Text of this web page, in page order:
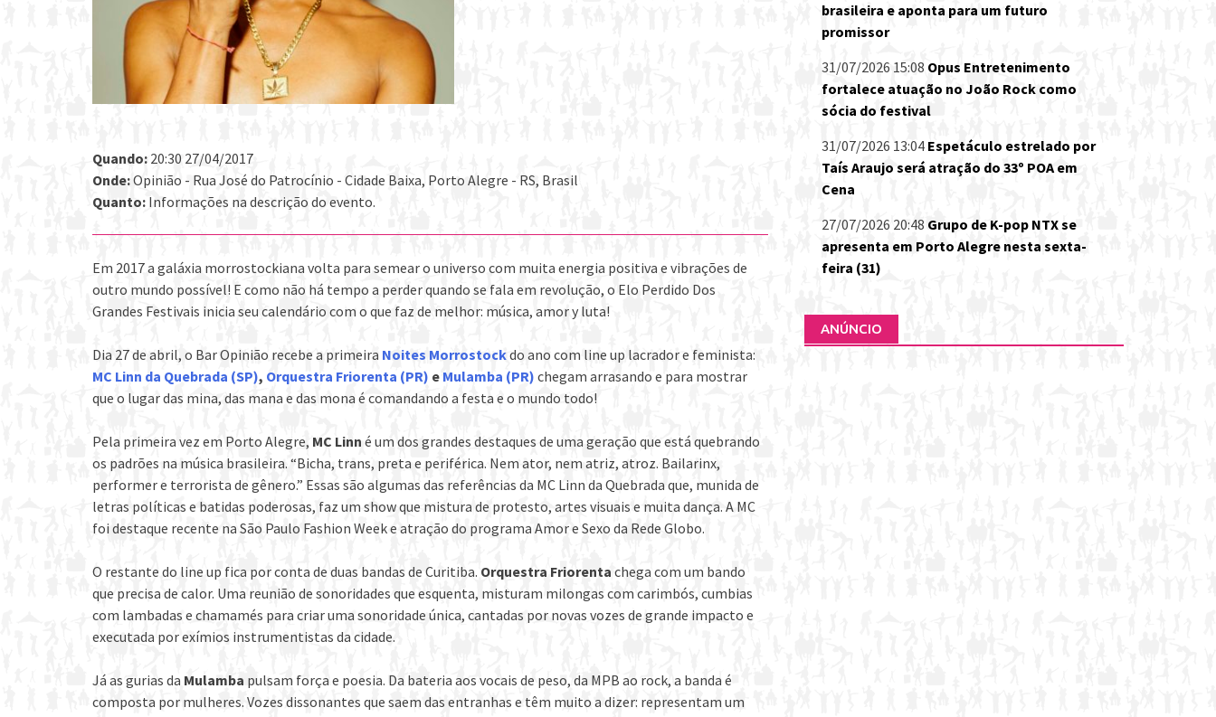
Quando: 20:30 27/04/2017
Onde:Opinião - Rua José do Patrocínio - Cidade Baixa, Porto Alegre - RS, Brasil
Quanto: Informações na descrição do evento.
Em 2017 a galáxia morrostockiana volta para semear o universo com muita energia positiva e vibrações de
outro mundo possível! E como não há tempo a perder quando se fala em revolução, o Elo Perdido Dos
Grandes Festivais inicia seu calendário com o que faz de melhor: música, amor y luta!
Dia 27 de abril, o Bar Opinião recebe a primeira Noites Morrostockdo ano com line up lacrador e feminista:
MC Linn da Quebrada (SP), Orquestra Friorenta (PR) e Mulamba (PR) chegam arrasando e para mostrar
que o lugar das mina, das mana e das mona é comandando a festa e o mundo todo!
Pela primeira vez em Porto Alegre, MC Linn é um dos grandes destaques de uma geração que está quebrando
os padrões na música brasileira. “Bicha, trans, preta e periférica. Nem ator, nem atriz, atroz. Bailarinx,
performer e terrorista de gênero.” Essas são algumas das referências da MC Linn da Quebrada que, munida de
letras políticas e batidas poderosas, faz um show que mistura de protesto, artes visuais e muita dança. A MC
foi destaque recente na São Paulo Fashion Week e atração do programa Amor e Sexo da Rede Globo.
O restante do line up fica por conta de duas bandas de Curitiba. Orquestra Friorenta chega com um bando
que precisa de calor. Uma reunião de sonoridades que esquenta, misturam milongas com carimbós, cumbias
com lambadas e chamamés para criar uma sonoridade única, cantadas por novas vozes de grande impacto e
executada por exímios instrumentistas da cidade.
Já as gurias da Mulamba pulsam força e poesia. Da bateria aos vocais de peso, da MPB ao rock, a banda é
composta por mulheres. Vozes dissonantes que saem das entranhas e têm muito a dizer: representam um
brasileira e aponta para um futuro
promissor
31/07/2026 15:08 Opus Entretenimento
fortalece atuação no João Rock como
sócia do festival
31/07/2026 13:04 Espetáculo estrelado por
Taís Araujo será atração do 33º POA em
Cena
27/07/2026 20:48 Grupo de K-pop NTX se
apresenta em Porto Alegre nesta sexta-
feira (31)
ANÚNCIO